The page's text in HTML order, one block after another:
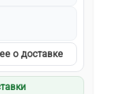
о доставке